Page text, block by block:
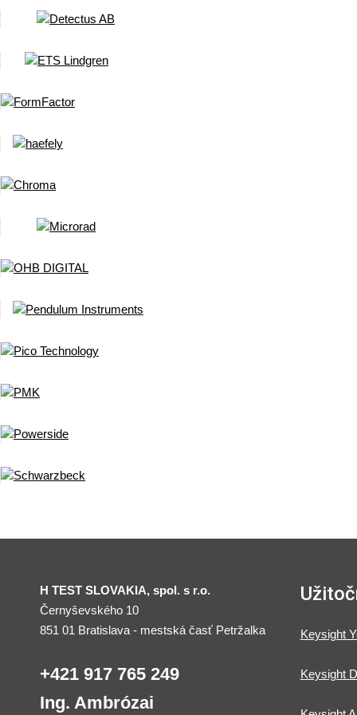
H TEST SLOVAKIA, spol. s r.o.
Černyševského 10
851 01 Bratislava - mestská časť Petržalka
+421 917 765 249
Ing. Ambrózai
Keysight
Keysight